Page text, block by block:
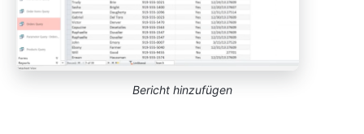
Bericht hinzufügen